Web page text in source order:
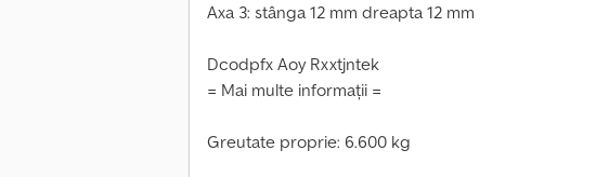
Axa 3: stânga 12 mm dreapta 12 mm
Dcodpfx Aoy Rxxtjntek
= Mai multe informații =
Greutate proprie: 6.600 kg